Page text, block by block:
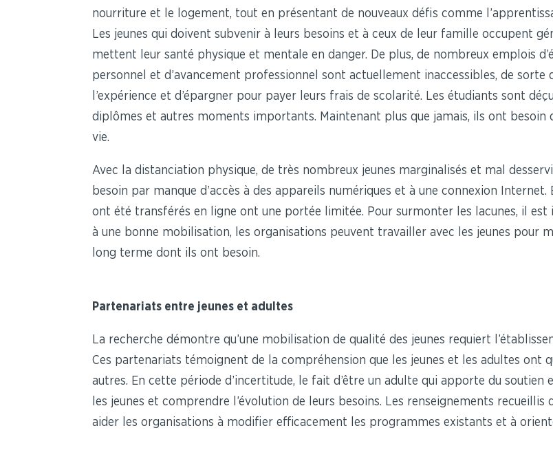
nourriture et le logement, tout en présentant de nouveaux défis comme
Les jeunes qui doivent subvenir à leurs besoins et à ceux de leur famille occupent
mettent leur santé physique et mentale en danger. De plus, de nombreux emplois
personnel et d’avancement professionnel sont actuellement inaccessibles, de sorte
l’expérience et d’épargner pour payer leurs frais de scolarité. Les étudiants sont
diplômes et autres moments importants. Maintenant plus que jamais, ils ont
vie.
Avec la distanciation physique, de très nombreux jeunes marginalisés et mal
besoin par manque d’accès à des appareils numériques et à une connexion
ont été transférés en ligne ont une portée limitée. Pour surmonter les lacunes, il
à une bonne mobilisation, les organisations peuvent travailler avec les jeunes pour
long terme dont ils ont besoin.
Partenariats entre jeunes et adultes
La recherche démontre qu’une mobilisation de qualité des jeunes requiert
Ces partenariats témoignent de la compréhension que les jeunes et les adultes ont
autres. En cette période d’incertitude, le fait d’être un adulte qui apporte du
les jeunes et comprendre l’évolution de leurs besoins. Les renseignements
aider les organisations à modifier efficacement les programmes existants et à